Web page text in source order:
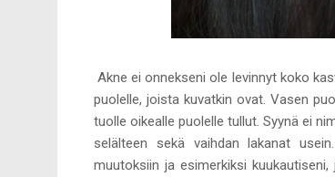
Akne ei onnekseni ole levinnyt koko
puolelle, joista kuvatkin ovat. Vasen
tuolle oikealle puolelle tullut. Syynä ei
selälteen sekä vaihdan lakanat
muutoksiin ja esimerkiksi